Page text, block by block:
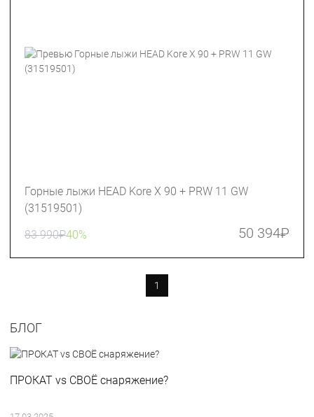
Горные лыжи HEAD Kore X 90 + PRW 11 GW
(31519501)
83 990₽40% 50 394₽
1
БЛОГ
ПРОКАТ vs СВОЁ снаряжение?